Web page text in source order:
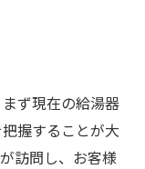
ず現在の給湯器
握することが大
訪問し、お客様